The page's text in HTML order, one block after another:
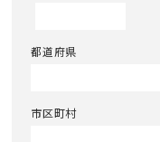
都道府県
市区町村